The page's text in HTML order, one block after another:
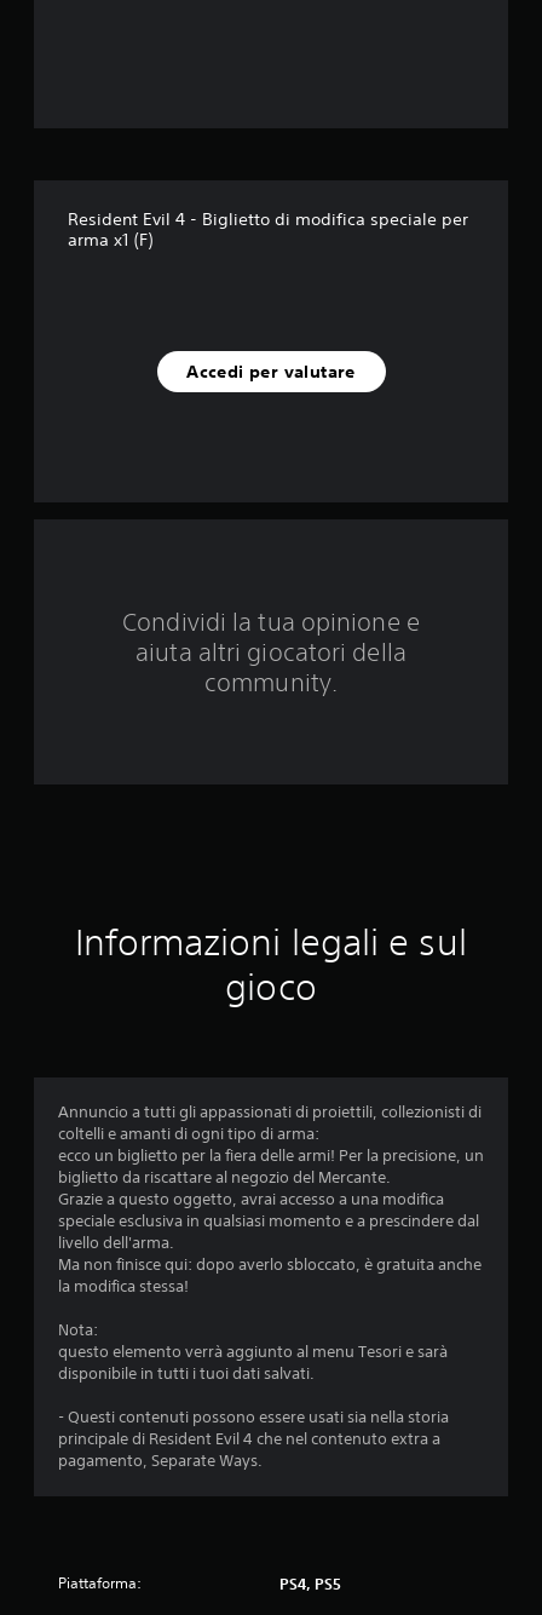
l
e
s
e
l
a
n
i
Resident Evil 4 - Biglietto di modifica speciale per
arma x1 (F)
Accedi per valutare
Condividi la tua opinione e
aiuta altri giocatori della
community.
Informazioni legali e sul
gioco
Annuncio a tutti gli appassionati di proiettili, collezionisti di
coltelli e amanti di ogni tipo di arma:
ecco un biglietto per la fiera delle armi! Per la precisione, un
biglietto da riscattare al negozio del Mercante.
Grazie a questo oggetto, avrai accesso a una modifica
speciale esclusiva in qualsiasi momento e a prescindere dal
livello dell'arma.
Ma non finisce qui: dopo averlo sbloccato, è gratuita anche
la modifica stessa!
Nota:
questo elemento verrà aggiunto al menu Tesori e sarà
disponibile in tutti i tuoi dati salvati.
- Questi contenuti possono essere usati sia nella storia
principale di Resident Evil 4 che nel contenuto extra a
pagamento, Separate Ways.
Piattaforma: PS4, PS5